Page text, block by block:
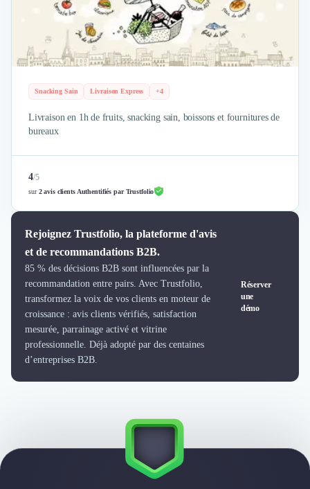
Communication
Influence Marketing
Veille commerciale
Photographie
Études Marketing
Présentations PowerPoint
Data Marketing
Logiciel Commercial
Assurance
Expertise Comptable
Subventions & Aides
Levée de fonds
Droit des Affaires
Externalisation Administrative
Direction Financière Externalisée (DAF)
Transactions Services
Restructuring
Droit Commercial
Gestion de trésorerie
Recouvrement
Financement de matériel ou équipement
Snacking Sain Livraison Express +4
Livraison en 1h de fruits, snacking sain, boissons et fournitures de
bureaux
4/5
sur2 avis clients Authentifiés par Trustfolio
Rejoignez Trustfolio, la plateforme d'avis
et de recommandations B2B.
85 % des décisions B2B sont influencées par la
recommandation entre pairs. Avec Trustfolio,
transformez la voix de vos clients en moteur de
croissance : avis clients vérifiés, satisfaction
mesurée, parrainage activé et vitrine
professionnelle. Déjà adopté par des centaines
d’entreprises B2B.
Réserver
une
démo